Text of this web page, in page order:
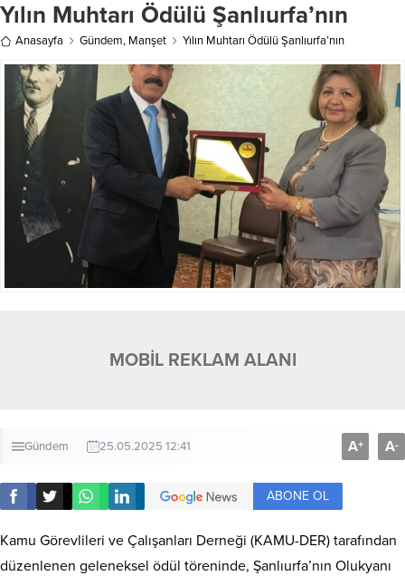
Yılın Muhtarı Ödülü Şanlıurfa’nın
Anasayfa Gündem, Manşet Yılın Muhtarı Ödülü Şanlıurfa’nın
MOBİL REKLAM ALANI
Gündem 25.05.2025 12:41 A+ A-
ABONE OL
Kamu Görevlileri ve Çalışanları Derneği (KAMU-DER) tarafından
düzenlenen geleneksel ödül töreninde, Şanlıurfa’nın Olukyanı